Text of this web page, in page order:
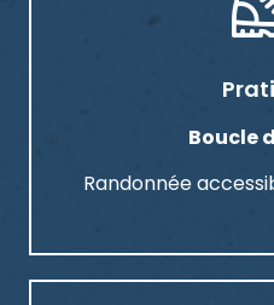
Boucle
Randonnée